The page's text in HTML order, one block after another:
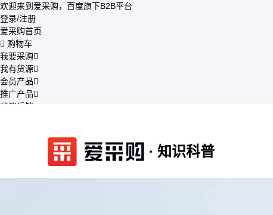
欢迎来到爱采购，百度旗下B2B平台
登录/注册
爱采购首页
购物车
我要采购
我有货源
会员产品
推广产品
建议反馈
知识科普